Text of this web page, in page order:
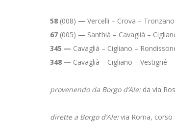
58 (008) — Vercelli – Crova –
67 (005) — Santhià – Cavaglià –
345 — Cavaglià – Cigliano –
348 — Cavaglià – Cigliano – Vestigné –
provenendo da Borgo d’Ale: da via
dirette a Borgo d’Ale:via Roma, corso